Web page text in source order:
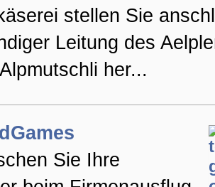
Teambildung
stellen Sie
Leitung des
her...
Sie Ihre